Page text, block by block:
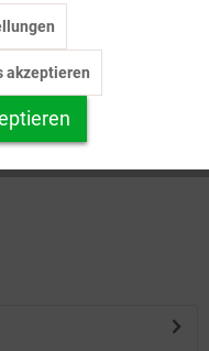
aus.
mit/ohne Text ...
Inaktiv
akzeptieren